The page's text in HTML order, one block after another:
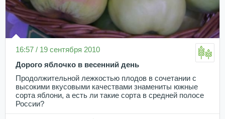
16:57 / 19 сентября 2010
Дорого яблочко в весенний день
Продолжительной лежкостью плодов в сочетании с
высокими вкусовыми качествами знамениты южные
сорта яблони, а есть ли такие сорта в средней полосе
России?